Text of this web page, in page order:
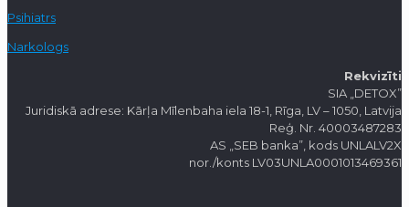
Psihiatrs
Narkologs
Rekvizīti
SIA „DETOX”
Juridiskā adrese: Kārļa Mīlenbaha iela 18-1, Rīga, LV – 1050, Latvija
Reģ. Nr. 40003487283
AS „SEB banka”, kods UNLALV2X
nor./konts LV03UNLA0001013469361